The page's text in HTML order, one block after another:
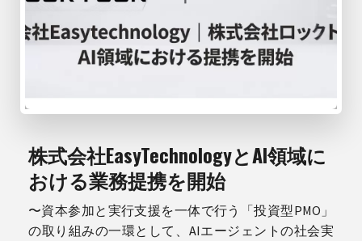
株式会社EasyTechnologyとAI領域に
おける業務提携を開始
〜資本参加と実行支援を一体で行う「投資型PMO」
の取り組みの一環として、AIエージェントの社会実